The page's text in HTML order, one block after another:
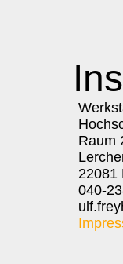
Raum
22081
040-